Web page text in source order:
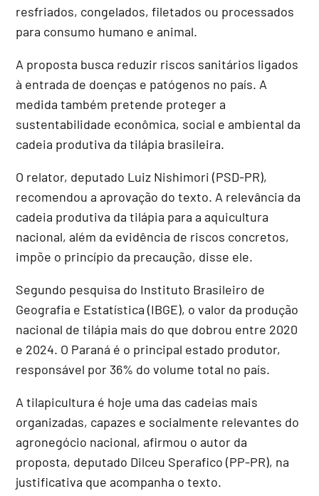
resfriados, congelados, filetados ou processados
para consumo humano e animal.
A proposta busca reduzir riscos sanitários ligados
à entrada de doenças e patógenos no país. A
medida também pretende proteger a
sustentabilidade econômica, social e ambiental da
cadeia produtiva da tilápia brasileira.
O relator, deputado Luiz Nishimori (PSD-PR),
recomendou a aprovação do texto. A relevância da
cadeia produtiva da tilápia para a aquicultura
nacional, além da evidência de riscos concretos,
impõe o princípio da precaução, disse ele.
Segundo pesquisa do Instituto Brasileiro de
Geografia e Estatística (IBGE), o valor da produção
nacional de tilápia mais do que dobrou entre 2020
e 2024. O Paraná é o principal estado produtor,
responsável por 36% do volume total no país.
A tilapicultura é hoje uma das cadeias mais
organizadas, capazes e socialmente relevantes do
agronegócio nacional, afirmou o autor da
proposta, deputado Dilceu Sperafico (PP-PR), na
justificativa que acompanha o texto.